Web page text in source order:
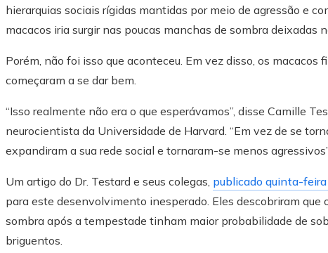
hierarquias sociais rígidas mantidas por meio de agressão e
macacos iria surgir nas poucas manchas de sombra deixadas
Porém, não foi isso que aconteceu. Em vez disso, os
começaram a se dar bem.
“Isso realmente não era o que esperávamos”, disse Camille
neurocientista da Universidade de Harvard. “Em vez de se
expandiram a sua rede social e tornaram-se menos
Um artigo do Dr. Testard e seus colegas, publicado quinta-
para este desenvolvimento inesperado. Eles descobriram
sombra após a tempestade tinham maior probabilidade de
briguentos.